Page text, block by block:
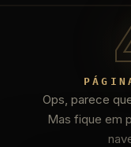
Ops, parece
Mas fique em